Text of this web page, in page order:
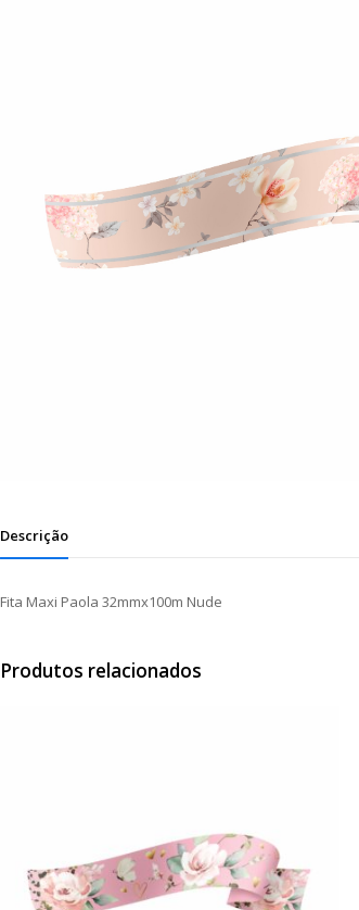
Descrição
Fita Maxi Paola 32mmx100m Nude
Produtos relacionados